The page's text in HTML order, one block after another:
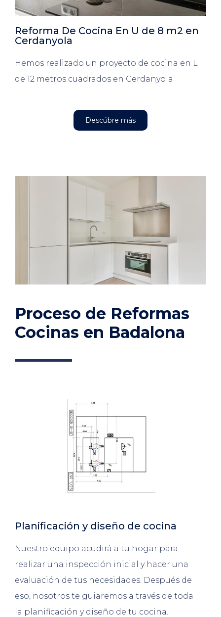
Reforma De Cocina En U de 8 m2 en
Cerdanyola
Hemos realizado un proyecto de cocina en L
de 12 metros cuadrados en Cerdanyola
Descúbre más
Proceso de Reformas
Cocinas en Badalona
Planificación y diseño de cocina
Nuestro equipo acudirá a tu hogar para
realizar una inspección inicial y hacer una
evaluación de tus necesidades. Después de
eso, nosotros te guiaremos a través de toda
la planificación y diseño de tu cocina.